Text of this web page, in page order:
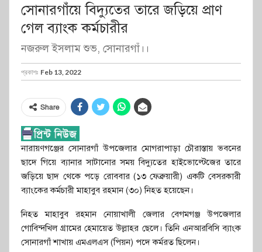
সোনারগাঁয়ে বিদ্যুতের তারে জড়িয়ে প্রাণ
গেল ব্যাংক কর্মচারীর
নজরুল ইসলাম শুভ, সোনারগাঁ।।
প্রকাশঃ Feb 13, 2022
Share
নারায়ণগঞ্জের সোনারগাঁ উপজেলার মোগরাপাড়া চৌরাস্তায় ভবনের
ছাদে গিয়ে ব্যানার সাটানোর সময় বিদ্যুতের হাইভোল্টেজের তারে
জড়িয়ে ছাদ থেকে পড়ে রোববার (১৩ ফেব্রুয়ারী) একটি বেসরকারী
ব্যাংকের কর্মচারী মাহাবুব রহমান (৩০) নিহত হয়েছেন।
নিহত মাহাবুব রহমান নোয়াখালী জেলার বেগমগঞ্জ উপজেলার
গোবিন্দখিল গ্রামের হেমায়েত উল্লাহর ছেলে। তিনি এনআরবিসি ব্যাংক
সোনারগাঁ শাখায় এমএলএস (পিয়ন) পদে কর্মরত ছিলেন।